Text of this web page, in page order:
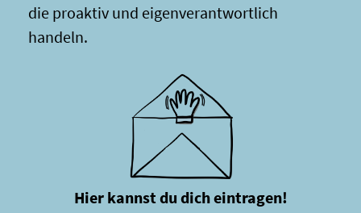
die proaktiv und eigenverantwortlich
handeln.
Hier kannst du dich eintragen!